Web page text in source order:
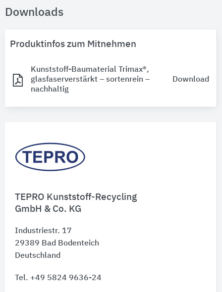
TEPRO Kunststoff-Recycling
GmbH & Co. KG
Industriestr. 17
29389 Bad Bodenteich
Deutschland
Tel. +49 5824 9636-24
Downloads
Produktinfos zum Mitnehmen
Kunststoff-Baumaterial Trimax®,
glasfaserverstärkt – sortenrein –
nachhaltig
Download